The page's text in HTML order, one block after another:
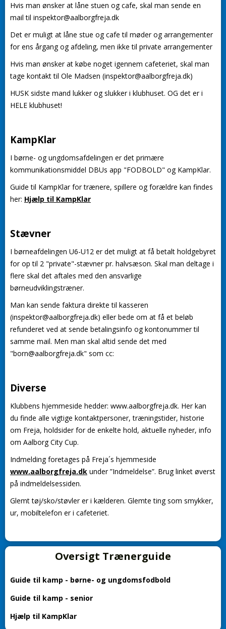
Hvis man ønsker at låne stuen og ​​cafe, skal man sende en
mail til inspektor@aalborgfreja.dk
Det er muligt at låne stue og cafe til møder og arrangementer
for ens årgang og afdeling, men ikke til private arrangementer
Hvis man ønsker at købe noget igennem cafeteriet, skal man
tage kontakt til Ole Madsen (inspektor@aalborgfreja.dk)
HUSK sidste mand lukker og slukker i klubhuset. OG det er i
HELE klubhuset!
KampKlar
I børne- og ungdomsafdelingen er det primære
kommunikationsmiddel DBUs app "FODBOLD" og KampKlar.
Guide til KampKlar for trænere, spillere og forældre kan findes
her: Hjælp til KampKlar
Stævner
I børneafdelingen U6-U12 er det muligt at få betalt holdgebyret
for op til 2 "private"-stævner pr. halvsæson. Skal man deltage i
flere skal det aftales med den ansvarlige
børneudviklingstræner.
Man kan sende faktura direkte til kasseren
(inspektor@aalborgfreja.dk) eller bede om at få et beløb
refunderet ved at sende betalingsinfo og kontonummer til
samme mail. Men man skal altid sende det med
"born@aalborgfreja.dk" som cc:
Diverse
Klubbens hjemmeside hedder: www.aalborgfreja.dk. Her kan
du finde alle vigtige kontaktpersoner, træningstider, historie
om Freja, holdsider for de enkelte hold, aktuelle nyheder, info
om Aalborg City Cup.
Indmelding foretages på Freja´s hjemmeside
www.aalborgfreja.dk under ”Indmeldelse”. Brug linket øverst
på indmeldelsessiden.
Glemt tøj/sko/støvler er i kælderen. Glemte ting som smykker,
ur, mobiltelefon er i cafeteriet.
Oversigt Trænerguide
Guide til kamp - børne- og ungdomsfodbold
Guide til kamp - senior
Hjælp til KampKlar